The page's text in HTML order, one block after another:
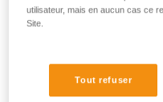
harnais à utiliser
utilisateur, mais en aucun cas ce
Site.
Tout refuser